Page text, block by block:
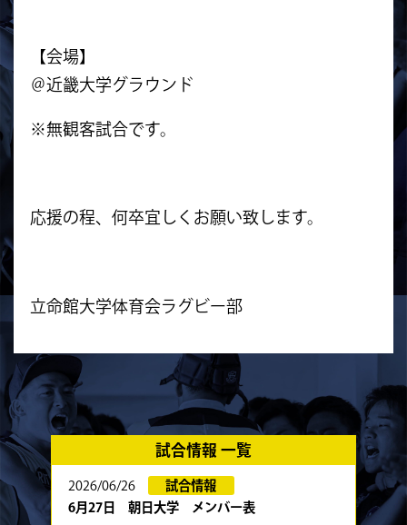
【会場】
＠近畿大学グラウンド
※無観客試合です。
応援の程、何卒宜しくお願い致します。
立命館大学体育会ラグビー部
試合情報 一覧
2026/06/26
試合情報
6月27日 朝日大学 メンバー表